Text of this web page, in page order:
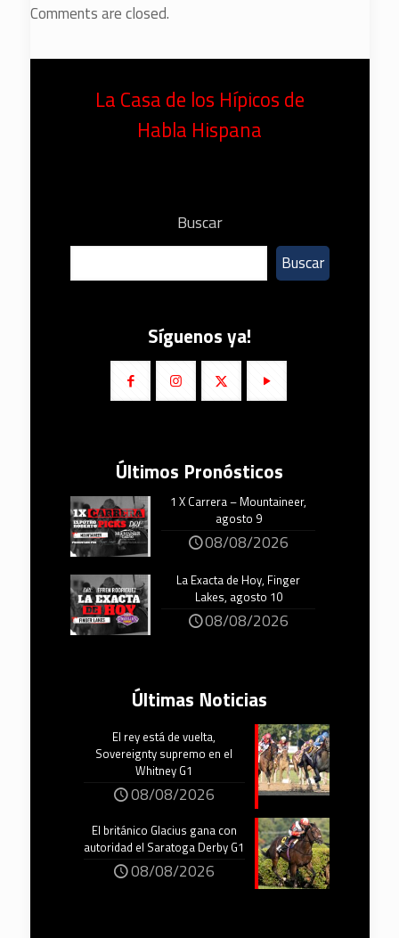
Comments are closed.
La Casa de los Hípicos de
Habla Hispana
Buscar
Buscar
Síguenos ya!
Últimos Pronósticos
1 X Carrera – Mountaineer,
agosto 9
08/08/2026
La Exacta de Hoy, Finger
Lakes, agosto 10
08/08/2026
Últimas Noticias
El rey está de vuelta,
Sovereignty supremo en el
Whitney G1
08/08/2026
El británico Glacius gana con
autoridad el Saratoga Derby G1
08/08/2026